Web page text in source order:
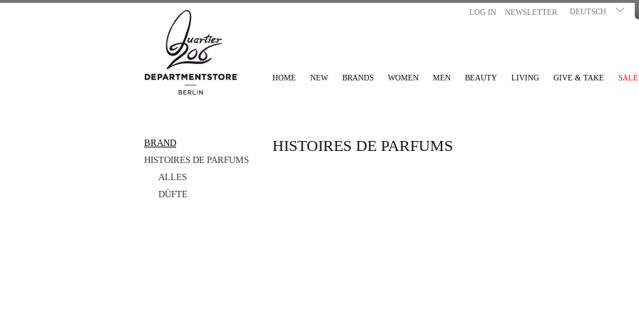
LOG IN NEWSLETTER DEUTSCH
HOME NEW BRANDS WOMEN MEN BEAUTY LIVING GIVE & TAKE SALE
BRAND
HISTOIRES DE PARFUMS
ALLES
DÜFTE
HISTOIRES DE PARFUMS